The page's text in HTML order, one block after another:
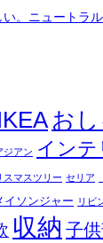
。ニュートラ
お
ジアン インテ
スマスツリー セリア
イソンジャー リビ
収納 子